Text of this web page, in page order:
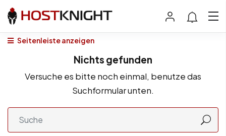
Seitenleiste anzeigen
Nichts gefunden
Versuche es bitte noch einmal, benutze das
Suchformular unten.